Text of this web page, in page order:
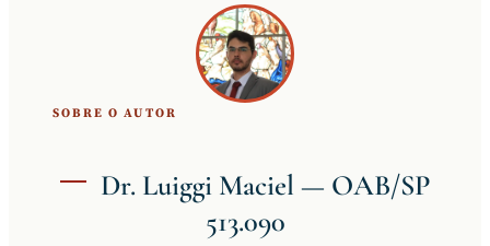
SOBRE O AUTOR
Dr. Luiggi Maciel — OAB/SP
513.090